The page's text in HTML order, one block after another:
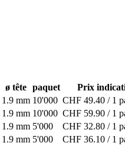
ø tête paquet
Prix
1.9 mm 10'000 CHF 49.40 / 1
1.9 mm 10'000 CHF 59.90 / 1
1.9 mm 5'000
CHF 32.80 / 1
1.9 mm 5'000
CHF 36.10 / 1